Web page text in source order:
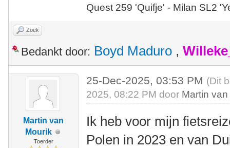
Quest 259 'Quifje' - Milan SL2
Zoek
Bedankt door: Boyd Maduro ,
Martin van
Mourik
Toerder
25-Dec-2025, 03:53 PM (Dit
2025, 08:22 PM door Martin
Ik heb voor mijn
Polen in 2023 en van